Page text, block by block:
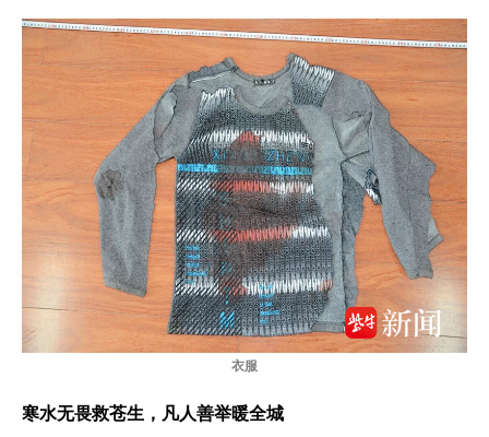
衣服
寒水无畏救苍生，凡人善举暖全城